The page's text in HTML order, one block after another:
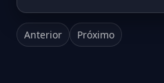
Anterior Próximo